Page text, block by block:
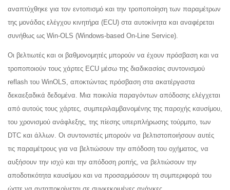
αναπτύχθηκε για τον εντοπισμό και την τροποποίηση των παραμέτρων
της μονάδας ελέγχου κινητήρα (ECU) στα αυτοκίνητα και αναφέρεται
συνήθως ως Win-OLS (Windows-based On-Line Service).
Οι βελτιωτές και οι βαθμονομητές μπορούν να έχουν πρόσβαση και να
τροποποιούν τους χάρτες ECU μέσω της διαδικασίας συντονισμού
reflash του WinOLS, αποκτώντας πρόσβαση στα ακατέργαστα
δεκαεξαδικά δεδομένα. Μια ποικιλία παραγόντων απόδοσης ελέγχεται
από αυτούς τους χάρτες, συμπεριλαμβανομένης της παροχής καυσίμου,
του χρονισμού ανάφλεξης, της πίεσης υπερπλήρωσης τούρμπο, των
DTC και άλλων. Οι συντονιστές μπορούν να βελτιστοποιήσουν αυτές
τις παραμέτρους για να βελτιώσουν την απόδοση του οχήματος, να
αυξήσουν την ισχύ και την απόδοση ροπής, να βελτιώσουν την
αποδοτικότητα καυσίμου και να προσαρμόσουν τη συμπεριφορά του